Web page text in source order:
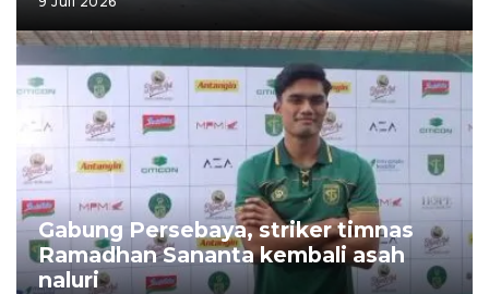
Gabung Persebaya, striker timnas
Ramadhan Sananta kembali asah
naluri